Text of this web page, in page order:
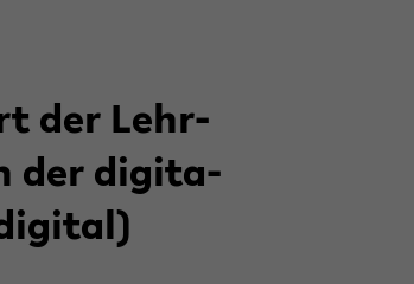
der Lehr­
der di­gi­ta­